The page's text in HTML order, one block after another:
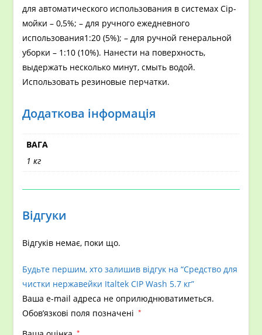
для автоматического использования в системах Cip-
мойки – 0,5%; – для ручного ежедневного
использования1:20 (5%); – для ручной генеральной
уборки – 1:10 (10%). Нанести на поверхность,
выдержать несколько минут, смыть водой.
Использовать резиновые перчатки.
Додаткова інформація
ВАГА
1 кг
Відгуки
Відгуків немає, поки що.
Будьте першим, хто залишив відгук на “Средство для
чистки нержавейки Italtek CIP Wash 5.7 кг”
Ваша e-mail адреса не оприлюднюватиметься.
Обов’язкові поля позначені
*
*